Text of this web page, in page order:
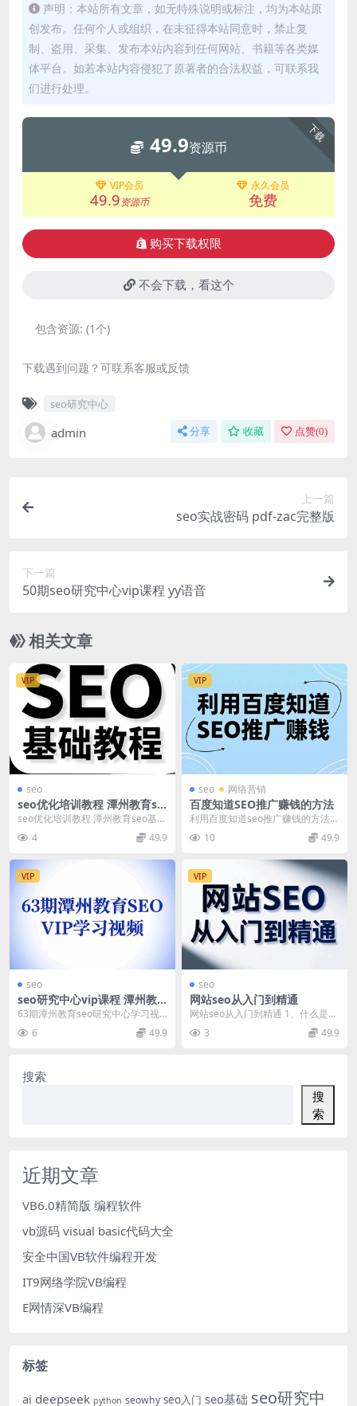
声明：本站所有文章，如无特殊说明或标注，均为本站原
创发布。任何个人或组织，在未征得本站同意时，禁止复
制、盗用、采集、发布本站内容到任何网站、书籍等各类媒
体平台。如若本站内容侵犯了原著者的合法权益，可联系我
们进行处理。
下载
49.9资源币
VIP会员
49.9资源币
永久会员
免费
购买下载权限
不会下载，看这个
包含资源: (1个)
下载遇到问题？可联系客服或反馈
seo研究中心
admin 分享 收藏 点赞(0)
上一篇
seo实战密码 pdf-zac完整版
下一篇
50期seo研究中心vip课程 yy语音
相关文章
VIP
seo
seo优化培训教程 潭州教育se
o基础入门
seo优化培训教程 潭州教育seo基础
入门 第一期SEO教程 seo基础课 1
-... 4 49.9
VIP
seo 网络营销
百度知道SEO推广赚钱的方法
利用百度知道seo推广赚钱的方法
1、利用百度知道SEO推广赚钱.wm
v 2、百...
10 49.9
VIP
seo
seo研究中心vip课程 潭州教
育63期
63期潭州教育seo研究中心学习视
频教程 基础课 8月01日VIP基础
课：0基础...
6 49.9
VIP
seo
网站seo从入门到精通
网站seo从入门到精通 1、什么是网
站SEO.wmv 2、利用seo赚钱原理
分析...
3 49.9
搜索
搜
索
近期文章
VB6.0精简版 编程软件
vb源码 visual basic代码大全
安全中国VB软件编程开发
IT9网络学院VB编程
E网情深VB编程
标签
ai deepseek python seowhy seo入门 seo基础 seo研究中